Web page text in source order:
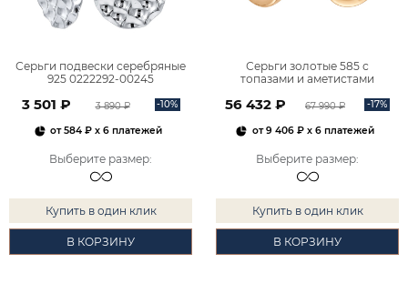
Серьги подвески серебряные
925 0222292-00245
3 501 ₽ 3 890 ₽ -10%
от584 ₽ x 6 платежей
Выберите размер:
Купить в один клик
В КОРЗИНУ
Серьги золотые 585 с
топазами и аметистами
56 432 ₽ 67 990 ₽ -17%
от9 406 ₽x 6 платежей
Выберите размер:
Купить в один клик
В КОРЗИНУ